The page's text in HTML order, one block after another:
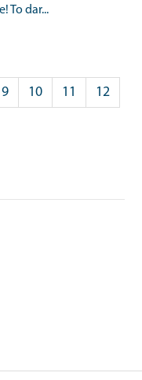
To dar...
Puslapis
9 Puslapis
10 Puslapis
11 12